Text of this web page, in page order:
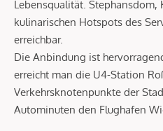
Lebensqualität. Stephansdom,
kulinarischen Hotspots des
erreichbar.
Die Anbindung ist
erreicht man die U4-Station
Verkehrsknotenpunkte der
Autominuten den Flughafen